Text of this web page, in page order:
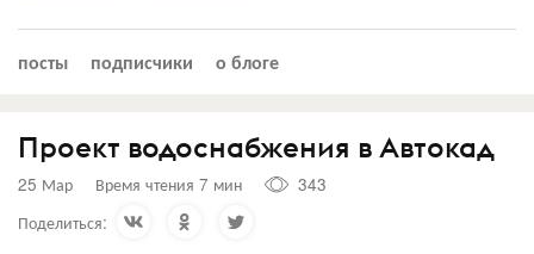
посты подписчики о блоге
Проект водоснабжения в Автокад
25 Мар Время чтения 7 мин
343
Поделиться: